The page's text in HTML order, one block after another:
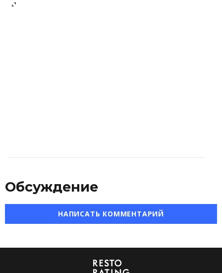
Обсуждение
НАПИСАТЬ КОММЕНТАРИЙ